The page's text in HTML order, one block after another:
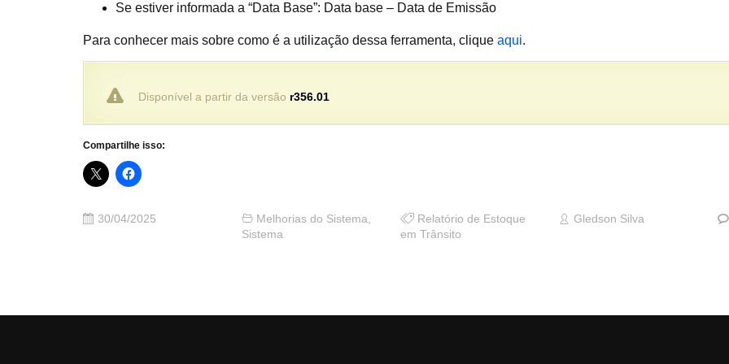
Se estiver informada a “Data Base”: Data base – Data de Emissão
Para conhecer mais sobre como é a utilização dessa ferramenta, clique aqui.
Disponível a partir da versão r356.01
Compartilhe isso:
30/04/2025 Melhorias do Sistema,
Sistema
Relatório de Estoque
em Trânsito
Gledson Silva